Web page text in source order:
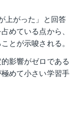
上がった」と回答
めている点から、
とが示唆される。
影響がゼロである
めて小さい学習手